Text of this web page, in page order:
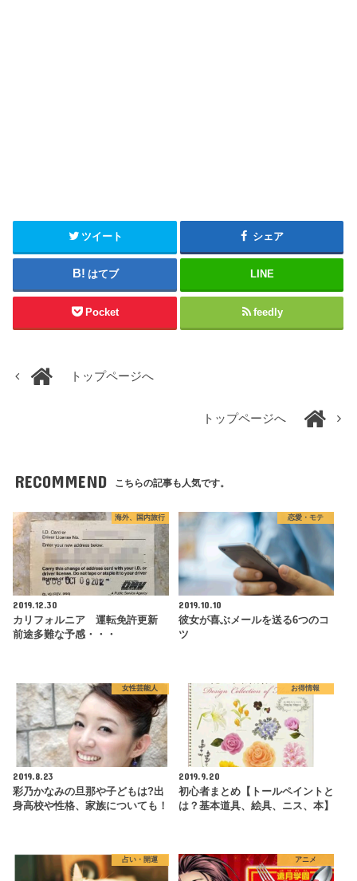
ツイート シェア
はてブ LINE
Pocket feedly
トップページへ
トップページへ
RECOMMEND こちらの記事も人気です。
海外、国内旅行
2019.12.30
カリフォルニア 運転免許更新
前途多難な予感・・・
恋愛・モテ
2019.10.10
彼女が喜ぶメールを送る6つのコ
ツ
女性芸能人
2019.8.23
彩乃かなみの旦那や子どもは?出
身高校や性格、家族についても！
お得情報
2019.9.20
初心者まとめ【トールペイントと
は？基本道具、絵具、ニス、本】
占い・開運 アニメ